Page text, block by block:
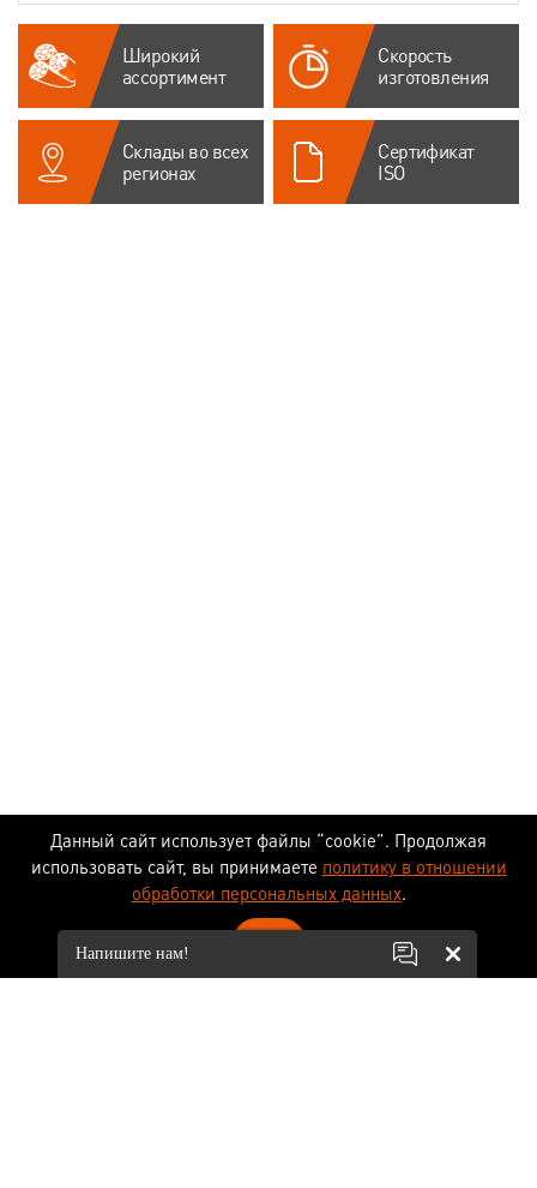
Широкий
ассортимент
Скорость
изготовления
Склады во всех
регионах
Сертификат
ISO
Данный сайт использует файлы “cookie”. Продолжая
использовать сайт, вы принимаете политику в отношении
обработки персональных данных.
Напишите нам!